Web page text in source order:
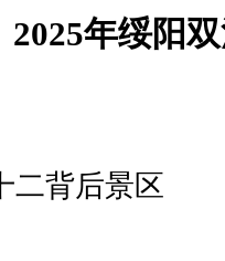
2025年绥阳
二背后景区